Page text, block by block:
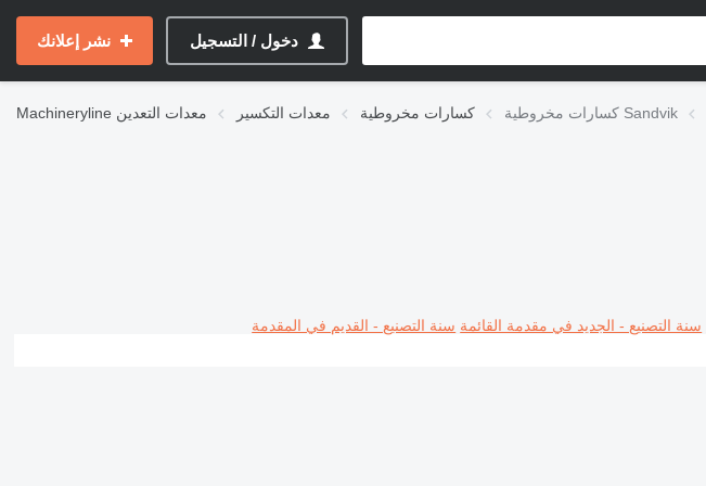
دخول / التسجيل نشر إعلانك
Machineryline معدات التعدين معدات التكسير كسارات مخروطية كسارات مخروطية Sandvik
سنة التصنيع - الجديد في مقدمة القائمة سنة التصنيع - القديم في المقدمة